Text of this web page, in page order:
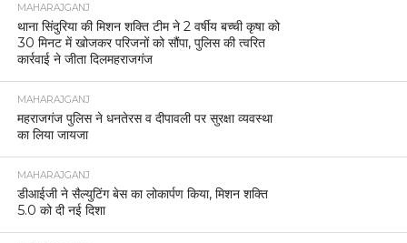
MAHARAJGANJ
थाना सिंदुरिया की मिशन शक्ति टीम ने 2 वर्षीय बच्ची कृषा को
30 मिनट में खोजकर परिजनों को सौंपा, पुलिस की त्वरित
कार्रवाई ने जीता दिलमहराजगंज
MAHARAJGANJ
महराजगंज पुलिस ने धनतेरस व दीपावली पर सुरक्षा व्यवस्था
का लिया जायजा
MAHARAJGANJ
डीआईजी ने सैल्युटिंग बेस का लोकार्पण किया, मिशन शक्ति
5.0 को दी नई दिशा